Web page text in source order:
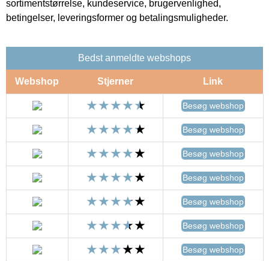
sortimentstørrelse, kundeservice, brugervenlighed,
betingelser, leveringsformer og betalingsmuligheder.
Bedst anmeldte webshops
Webshop Stjerner Link
Besøg webshop
Besøg webshop
Besøg webshop
Besøg webshop
Besøg webshop
Besøg webshop
Besøg webshop